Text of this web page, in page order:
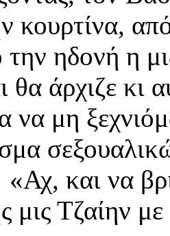
κουρτίνα,
την ηδονή η
θα άρχιζε κι
να μη
και να
μις Τζαίην